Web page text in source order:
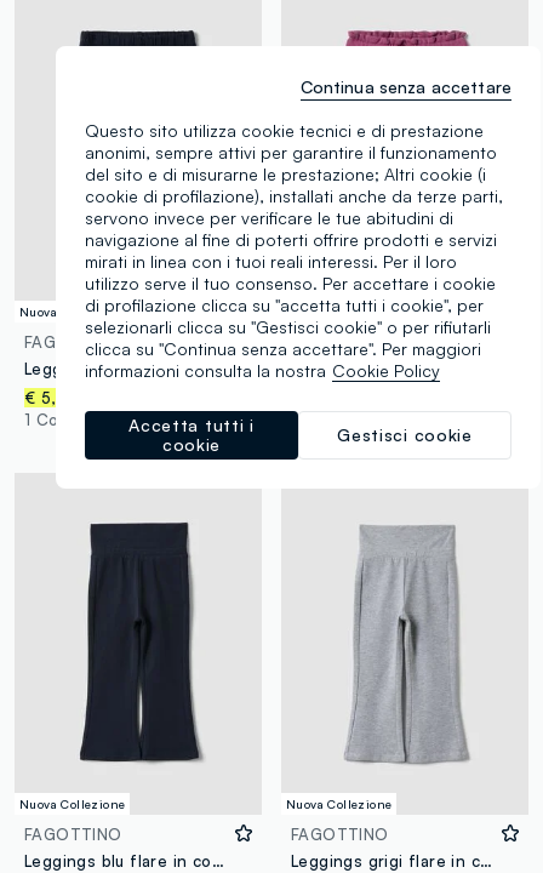
Nuova Collezione
FAGOTTINO
Leggings blu flare in cotone organico elasticizzato con cuore per bimba
€ 5,95
1 Colori
Nuova Collezione
FAGOTTINO
1 Colori
Nuova Collezione
FAGOTTINO
Leggings blu flare in cotone organico e viscosa elasticizzato per bimba
Nuova Collezione
FAGOTTINO
Leggings grigi flare in cotone organico e viscosa elasticizzato per bimba
Questo sito utilizza cookie tecnici e di prestazione
anonimi, sempre attivi per garantire il funzionamento
del sito e di misurarne le prestazione; Altri cookie (i
cookie di profilazione), installati anche da terze parti,
servono invece per verificare le tue abitudini di
navigazione al fine di poterti offrire prodotti e servizi
mirati in linea con i tuoi reali interessi. Per il loro
utilizzo serve il tuo consenso. Per accettare i cookie
di profilazione clicca su "accetta tutti i cookie", per
selezionarli clicca su "Gestisci cookie" o per rifiutarli
clicca su "Continua senza accettare". Per maggiori
informazioni consulta la nostra Cookie Policy
Gestisci cookie
Accetta tutti i
cookie
Continua senza accettare